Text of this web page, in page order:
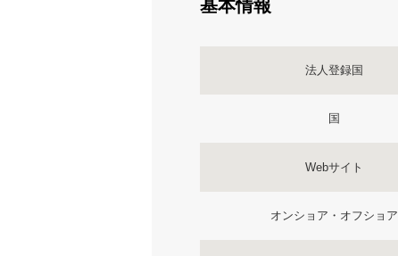
基本情報
法人登録国
国
Webサイト
オンショア・オフショア